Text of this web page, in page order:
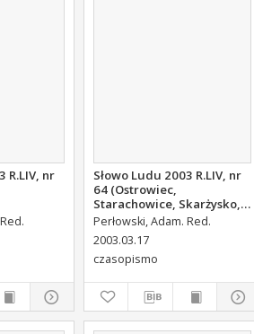
R.LIV, nr
Słowo Ludu 2003 R.LIV, nr
64 (Ostrowiec,
Starachowice, Skarżysko,
Końskie, Ponidzie,
Jędrzejów, Włoszczowa,
Sandomierz, Staszów,
Opatów)
Perłowski, Adam. Red.
2003.03.17
czasopismo